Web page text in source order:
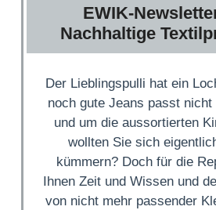
EWIK-
Nachhaltige
Der Lieblingspulli hat ein
noch gute Jeans passt
und um die aussortierten
wollten Sie sich
kümmern? Doch für die
Ihnen Zeit und Wissen und
von nicht mehr passender